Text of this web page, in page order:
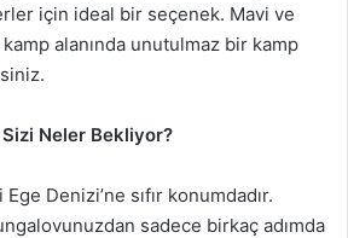
için ideal bir seçenek. Mavi ve
alanında unutulmaz bir kamp
Neler Bekliyor?
Denizi’ne sıfır konumdadır.
sadece birkaç adımda